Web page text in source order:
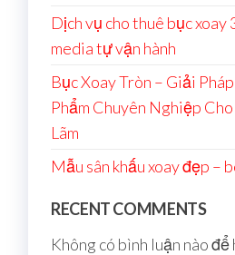
Dịch vụ cho thuê bục
media tự vận hành
Bục Xoay Tròn – Giải
Phẩm Chuyên Nghiệp
Lãm
Mẫu sân khấu xoay đẹp –
RECENT COMMENTS
Không có bình luận nào để